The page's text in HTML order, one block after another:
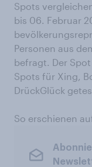
Spots
bis 06. Februar
Personen aus
befragt. Der
Spots für Xing,
DrückGlück
So erschienen